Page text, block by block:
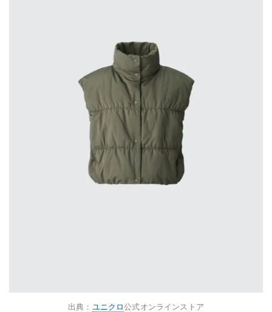
出典： ユニクロ公式オンラインストア